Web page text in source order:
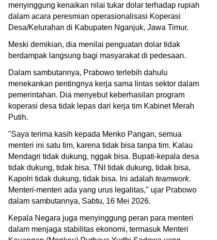
menyinggung kenaikan nilai tukar dolar terhadap rupiah
dalam acara peresmian operasionalisasi Koperasi
Desa/Kelurahan di Kabupaten Nganjuk, Jawa Timur.
Meski demikian, dia menilai penguatan dolar tidak
berdampak langsung bagi masyarakat di pedesaan.
Dalam sambutannya, Prabowo terlebih dahulu
menekankan pentingnya kerja sama lintas sektor dalam
pemerintahan. Dia menyebut keberhasilan program
koperasi desa tidak lepas dari kerja tim Kabinet Merah
Putih.
"Saya terima kasih kepada Menko Pangan, semua
menteri ini satu tim, karena tidak bisa tanpa tim. Kalau
Mendagri tidak dukung, nggak bisa. Bupati-kepala desa
tidak dukung, tidak bisa. TNI tidak dukung, tidak bisa,
Kapolri tidak dukung, tidak bisa. Ini adalah teamwork.
Menteri-menteri ada yang urus legalitas," ujar Prabowo
dalam sambutannya, Sabtu, 16 Mei 2026.
Kepala Negara juga menyinggung peran para menteri
dalam menjaga stabilitas ekonomi, termasuk Menteri